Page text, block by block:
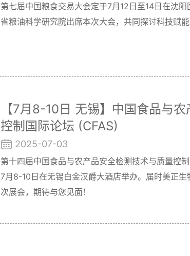
第七届中国粮食交易大会定于7月12日至14日在沈
省粮油科学研究院出席本次大会，共同探讨科技赋能
【7月8-10日 无锡】中国食品与
控制国际论坛 (CFAS)
2025-07-03
第十四届中国食品与农产品安全检测技术与质量控
7月8-10日在无锡白金汉爵大酒店举办。届时美正
次展会，期待与您见面！